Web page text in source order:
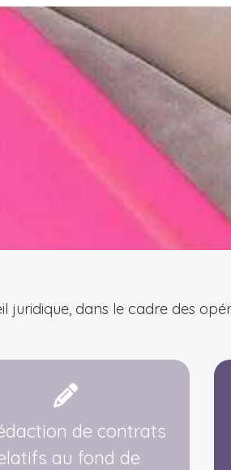
juridique, dans le cadre des
de contrats
au fond de